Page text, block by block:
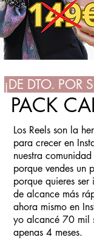
¡DE DTO. POR
PACK
Los Reels son la
para crecer en
nuestra
porque vendes un
porque quieres ser
de alcance más
ahora mismo en
yo alcancé 70 mil
apenas 4 meses.